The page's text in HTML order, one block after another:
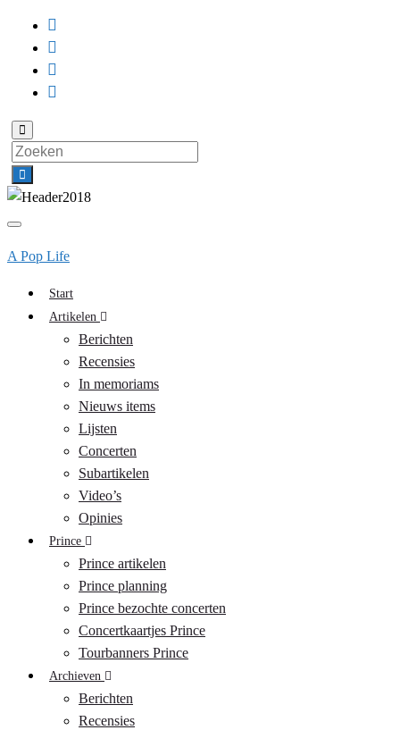
Toggle
zoekformulier
Search
for:
Toggle
A Pop Life
Start
Artikelen
Berichten
Recensies
In memoriams
Nieuws items
Lijsten
Concerten
Subartikelen
Video’s
Opinies
Prince
Prince artikelen
Prince planning
Prince bezochte concerten
Concertkaartjes Prince
Tourbanners Prince
Archieven
Berichten
Recensies